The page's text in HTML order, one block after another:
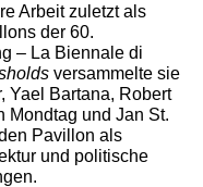
Arbeit zuletzt als
der 60.
– La Biennale di
versammelte sie
Yael Bartana, Robert
Mondtag und Jan St.
Pavillon als
und politische